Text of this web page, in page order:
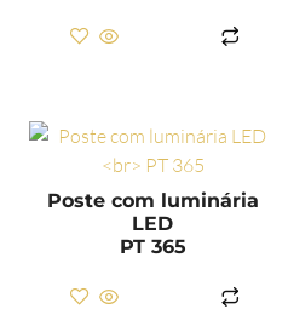
Poste com luminária
LED
PT 365